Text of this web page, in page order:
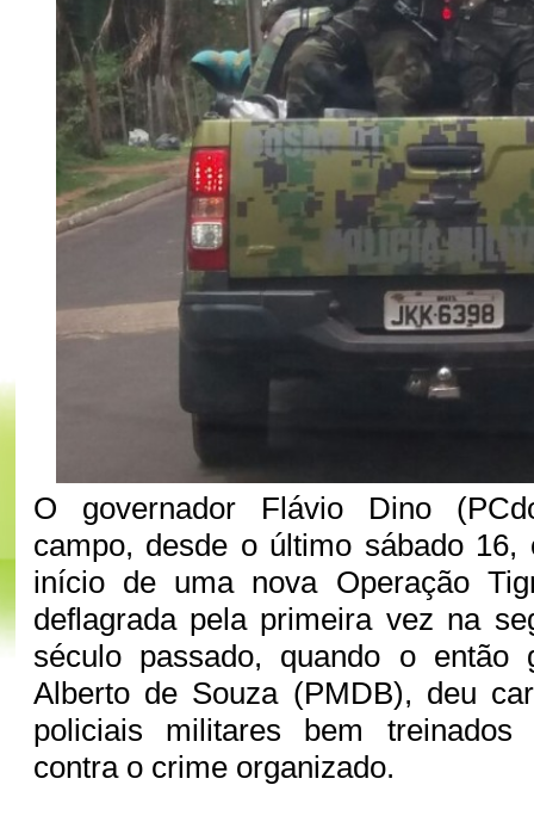
O governador Flávio Dino
campo, desde o último sábado
início de uma nova Operação
deflagrada pela primeira vez na
século passado, quando o então
Alberto de Souza (PMDB), deu
policiais militares bem treinados
contra o crime organizado.